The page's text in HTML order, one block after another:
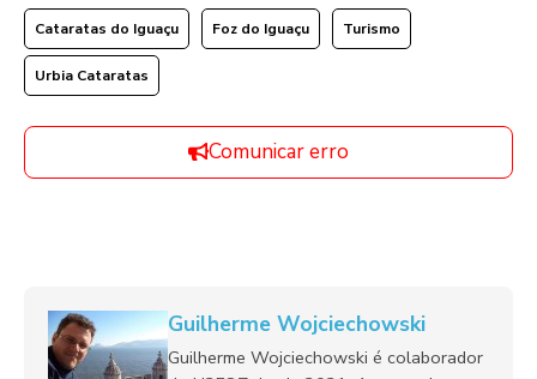
Cataratas do Iguaçu Foz do Iguaçu Turismo
Urbia Cataratas
Comunicar erro
Guilherme Wojciechowski
Guilherme Wojciechowski é colaborador